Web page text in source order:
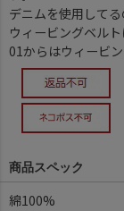
デニムを使用してる
ウィービングベル
01からはウィービ
商品スペック
綿100%